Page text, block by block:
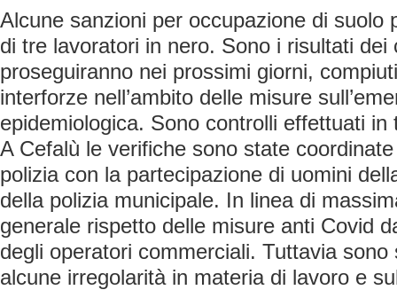
Alcune sanzioni per occupazione di suolo
di tre lavoratori in nero. Sono i risultati dei
proseguiranno nei prossimi giorni,
interforze nell’ambito delle misure
epidemiologica. Sono controlli effettuati in
A Cefalù le verifiche sono state
polizia con la partecipazione di uomini
della polizia municipale. In linea di
generale rispetto delle misure anti Covid
degli operatori commerciali. Tuttavia
alcune irregolarità in materia di lavoro e